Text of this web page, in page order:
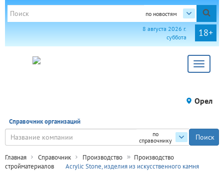
по новостям
18+
8 августа 2026 г.
суббота
Toggle
Орел
Справочник организаций
по
справочнику
Главная Справочник Производство
Производство
стройматериалов
Acrylic Stone, изделия из искусственного камня